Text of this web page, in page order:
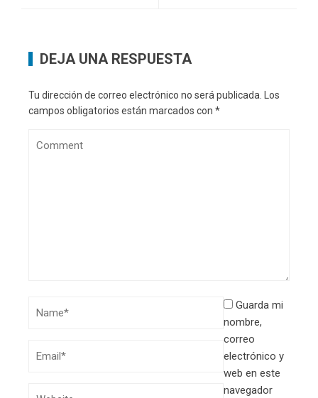
DEJA UNA RESPUESTA
Tu dirección de correo electrónico no será publicada. Los
campos obligatorios están marcados con *
Guarda mi
nombre,
correo
electrónico y
web en este
navegador